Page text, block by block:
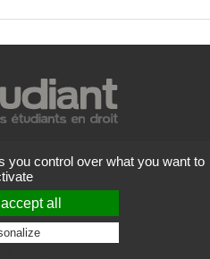
légales
confidentialité
d'utilisation
forums
nous
you control over what you want to
all